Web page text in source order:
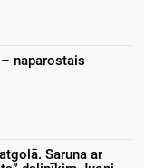
naparostais
Saruna ar